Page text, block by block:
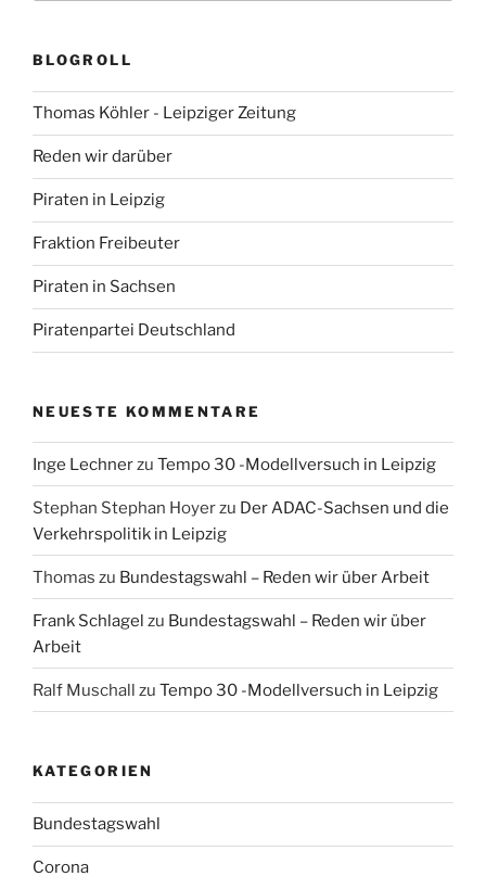
BLOGROLL
Thomas Köhler - Leipziger Zeitung
Reden wir darüber
Piraten in Leipzig
Fraktion Freibeuter
Piraten in Sachsen
Piratenpartei Deutschland
NEUESTE KOMMENTARE
Inge Lechnerzu Tempo 30 -Modellversuch in Leipzig
Stephan Stephan Hoyerzu Der ADAC-Sachsen und die
Verkehrspolitik in Leipzig
Thomas zu Bundestagswahl – Reden wir über Arbeit
Frank Schlagel zu Bundestagswahl – Reden wir über
Arbeit
Ralf Muschall zu Tempo 30 -Modellversuch in Leipzig
KATEGORIEN
Bundestagswahl
Corona